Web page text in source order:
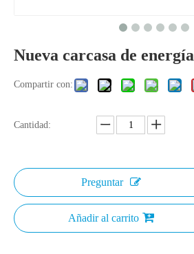
Nueva carcasa de energía
Compartir con:
Cantidad:
Preguntar
Añadir al carrito